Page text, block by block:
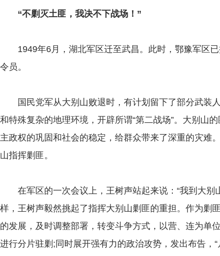
“不剿灭土匪，我决不下战场！”
1949年6月，湖北军区迁至武昌。此时，鄂豫军区已
令员。
国民党军从大别山败退时，有计划留下了部分武装
和特殊复杂的地理环境，开辟所谓“第二战场”。大别山
主政权的巩固和社会的稳定，给群众带来了深重的灾难
山指挥剿匪。
在军区的一次会议上，王树声站起来说：“我到大别
样，王树声毅然挑起了指挥大别山剿匪的重担。作为剿
的发展，及时调整部署，转变斗争方式，以营、连为单
进行分片驻剿;同时展开强有力的政治攻势，发出布告，